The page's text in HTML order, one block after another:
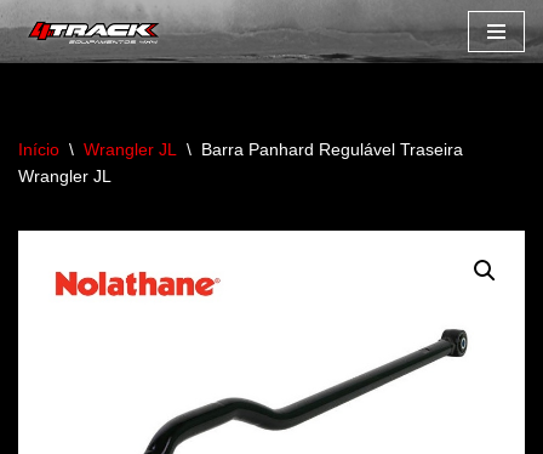
Avançar
conteúdo
Início \ Wrangler JL \ Barra Panhard Regulável Traseira
Wrangler JL